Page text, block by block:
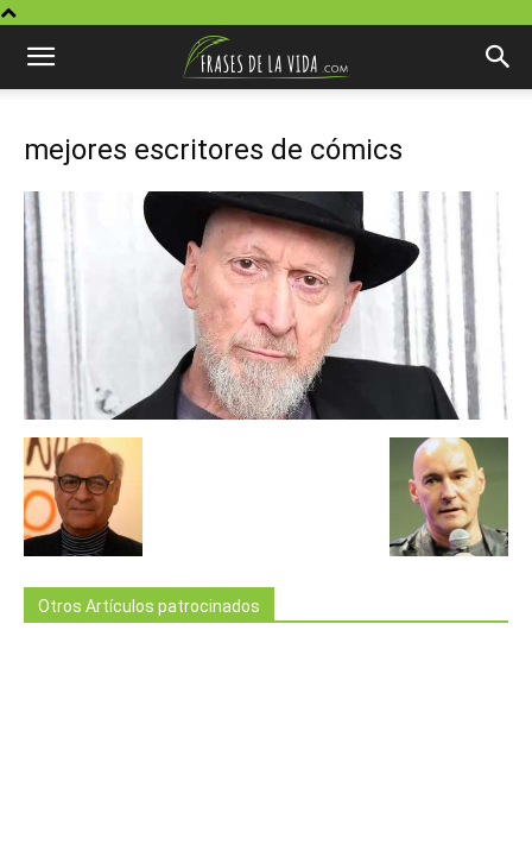
mejores escritores de cómics
Otros Artículos patrocinados